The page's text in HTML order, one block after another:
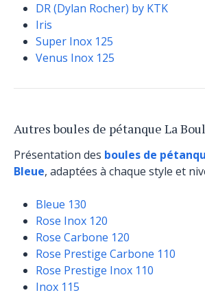
DR (Dylan Rocher) by KTK
Iris
Super Inox 125
Venus Inox 125
Autres boules de pétanque La
Présentation des boules de
Bleue, adaptées à chaque style et
Bleue 130
Rose Inox 120
Rose Carbone 120
Rose Prestige Carbone 110
Rose Prestige Inox 110
Inox 115